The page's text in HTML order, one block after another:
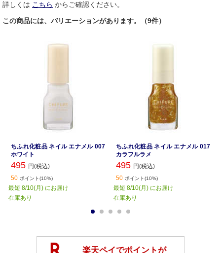
詳しくは こちら からご確認ください。
この商品には、バリエーションがあります。（9件）
ちふれ化粧品 ネイル エナメル 007
ホワイト
495 円(税込)
50 ポイント(10%)
最短 8/10(月) にお届け
在庫あり
ちふれ化粧品 ネイル エナメル 017
カラフルラメ
495 円(税込)
50 ポイント(10%)
最短 8/10(月) にお届け
在庫あり